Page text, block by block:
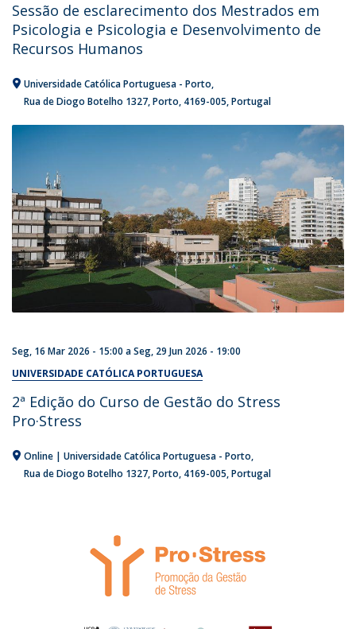
Sessão de esclarecimento dos Mestrados em
Psicologia e Psicologia e Desenvolvimento de
Recursos Humanos
Universidade Católica Portuguesa - Porto
Rua de Diogo Botelho 1327 Porto 4169-005 Portugal
Seg, 16 Mar 2026 - 15:00 aSeg, 29 Jun 2026 - 19:00
UNIVERSIDADE CATÓLICA PORTUGUESA
2ª Edição do Curso de Gestão do Stress
Pro·Stress
Online | Universidade Católica Portuguesa - Porto
Rua de Diogo Botelho 1327 Porto 4169-005 Portugal